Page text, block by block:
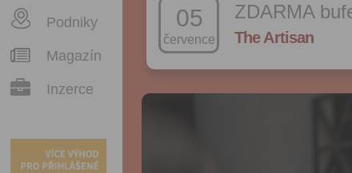
Podniky
Magazín
Inzerce
05
července
ZDARMA
The Artisan